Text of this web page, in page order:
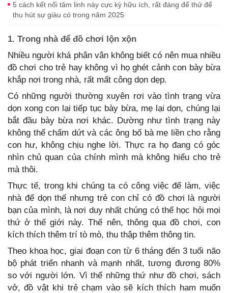
5 cách kết nối tâm linh này cực kỳ hữu ích, rất đáng để thử để
thu hút sự giàu có trong năm 2025
1. Trong nhà để đồ chơi lộn xộn
Nhiều người khá phân vân không biết có nên mua nhiều
đồ chơi cho trẻ hay không vì họ ghét cảnh con bày bừa
khắp nơi trong nhà, rất mất công dọn dẹp.
Có những người thường xuyên rơi vào tình trạng vừa
dọn xong con lại tiếp tục bày bừa, mẹ lại dọn, chúng lại
bắt đầu bày bừa nơi khác. Dường như tình trạng này
không thể chấm dứt và các ông bố bà mẹ liền cho rằng
con hư, không chịu nghe lời. Thực ra họ đang có góc
nhìn chủ quan của chính mình mà không hiểu cho trẻ
mà thôi.
Thực tế, trong khi chúng ta có công việc để làm, việc
nhà để dọn thế nhưng trẻ con chỉ có đồ chơi là người
bạn của mình, là nơi duy nhất chúng có thể học hỏi mọi
thứ ở thế giới này. Thế nên, thông qua đồ chơi, con
kích thích thêm trí tò mò, thu thập thêm thông tin.
Theo khoa học, giai đoạn con từ 6 tháng đến 3 tuổi não
bộ phát triển nhanh và mạnh nhất, tương đương 80%
so với người lớn. Vì thế những thứ như đồ chơi, sách
vở, đồ vật khi trẻ chạm vào sẽ kích thích ham muốn